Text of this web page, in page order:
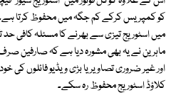
کو کمپریس کرکے کم جگہ میں محفوظ کرتا
میں اسٹوریج تیزی سے بھرنے کا مسئلہ کافی
ماہرین نے یہ بھی مشورہ دیا ہے کہ صارفین
اور غیر ضروری تصاویر یا بڑی ویڈیو فائلوں کی
کلاؤڈ اسٹوریج محفوظ رہ سکے۔